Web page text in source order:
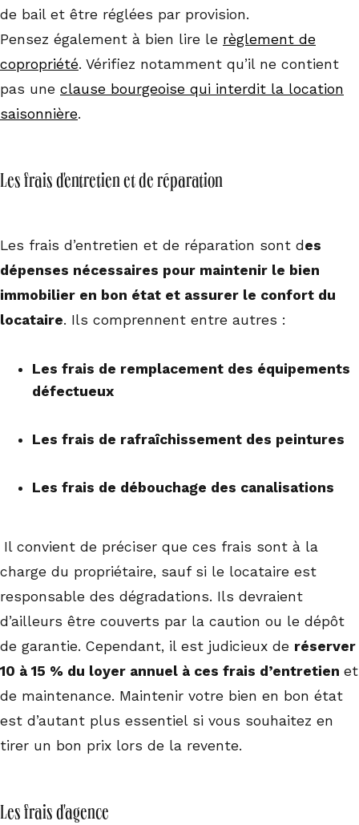
de bail et être réglées par provision.
Pensez également à bien lire le règlement de
copropriété. Vérifiez notamment qu’il ne contient
pas une clause bourgeoise qui interdit la location
saisonnière.
Les frais d'entretien et de réparation
Les frais d’entretien et de réparation sont des
dépenses nécessaires pour maintenir le bien
immobilier en bon état et assurer le confort du
locataire. Ils comprennent entre autres :
Les frais de remplacement des équipements
défectueux
Les frais de rafraîchissement des peintures
Les frais de débouchage des canalisations
Il convient de préciser que ces frais sont à la
charge du propriétaire, sauf si le locataire est
responsable des dégradations. Ils devraient
d’ailleurs être couverts par la caution ou le dépôt
de garantie. Cependant, il est judicieux de réserver
10 à 15 % du loyer annuel à ces frais d’entretien et
de maintenance. Maintenir votre bien en bon état
est d’autant plus essentiel si vous souhaitez en
tirer un bon prix lors de la revente.
Les frais d'agence